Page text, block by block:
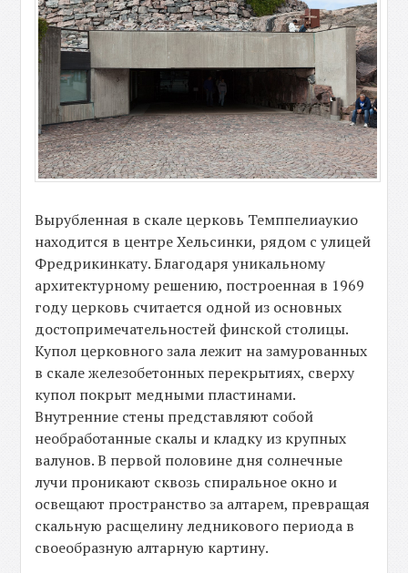
Вырубленная в скале церковь Темппелиаукио
находится в центре Хельсинки, рядом с улицей
Фредрикинкату. Благодаря уникальному
архитектурному решению, построенная в 1969
году церковь считается одной из основных
достопримечательностей финской столицы.
Купол церковного зала лежит на замурованных
в скале железобетонных перекрытиях, сверху
купол покрыт медными пластинами.
Внутренние стены представляют собой
необработанные скалы и кладку из крупных
валунов. В первой половине дня солнечные
лучи проникают сквозь спиральное окно и
освещают пространство за алтарем, превращая
скальную расщелину ледникового периода в
своеобразную алтарную картину.